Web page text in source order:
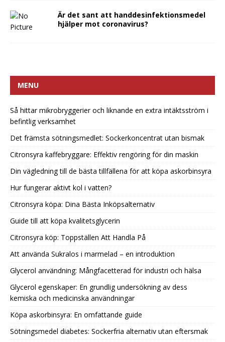
Är det sant att handdesinfektionsmedel
hjälper mot coronavirus?
MENU
Så hittar mikrobryggerier och liknande en extra intäktsström i
befintlig verksamhet
Det främsta sötningsmedlet: Sockerkoncentrat utan bismak
Citronsyra kaffebryggare: Effektiv rengöring för din maskin
Din vägledning till de bästa tillfällena för att köpa askorbinsyra
Hur fungerar aktivt kol i vatten?
Citronsyra köpa: Dina Bästa Inköpsalternativ
Guide till att köpa kvalitetsglycerin
Citronsyra köp: Toppställen Att Handla På
Att använda Sukralos i marmelad – en introduktion
Glycerol användning: Mångfacetterad för industri och hälsa
Glycerol egenskaper: En grundlig undersökning av dess
kemiska och medicinska användningar
Köpa askorbinsyra: En omfattande guide
Sötningsmedel diabetes: Sockerfria alternativ utan eftersmak